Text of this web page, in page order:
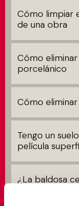
Cómo limpiar
de una obra
Cómo
porcelánico
Cómo
Tengo un
película
¿La baldosa